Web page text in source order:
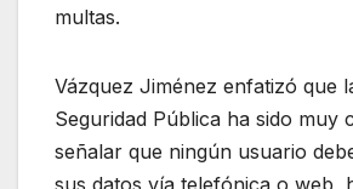
multas.
Vázquez Jiménez enfatizó que
Seguridad Pública ha sido muy
señalar que ningún usuario